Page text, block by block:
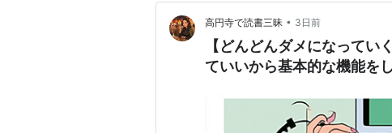
Googleツールバー
Google deskbar
Google デスクトップ
Google Local
Google ローカル
高円寺で読書三昧 • 3日前
【どんどんダメになってい
ていいから基本的な機能を